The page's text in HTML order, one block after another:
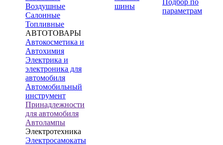
Воздушные
Салонные
Топливные
АВТОТОВАРЫ
Автокосметика и
Автохимия
Электрика и
электроника для
автомобиля
Автомобильный
инструмент
Принадлежности
для автомобиля
Автолампы
Электротехника
Электросамокаты
шины
параметрам